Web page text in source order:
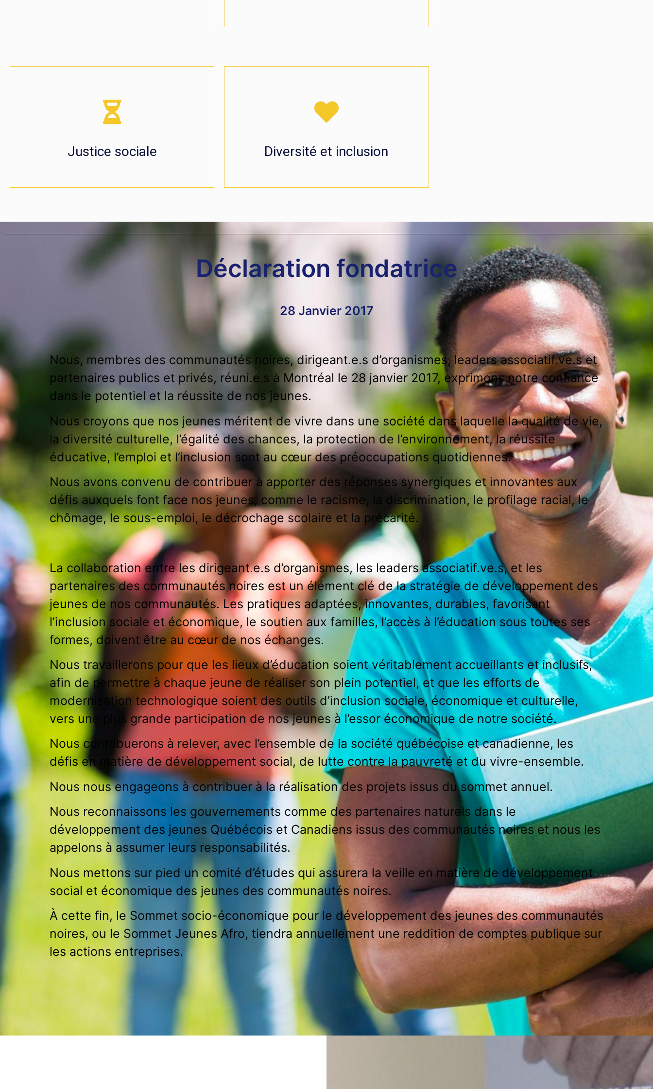
Justice sociale
Justice sociale
Nous combattons toutes les formes d'injustice
Diversité et inclusion
Diversité et inclusion
Déclaration fondatrice
28 Janvier 2017
Nous, membres des communautés noires, dirigeant.e.s d’organismes, leaders associatif.ve.s et
partenaires publics et privés, réuni.e.s à Montréal le 28 janvier 2017, exprimons notre confiance
dans le potentiel et la réussite de nos jeunes.
Nous croyons que nos jeunes méritent de vivre dans une société dans laquelle la qualité de vie,
la diversité culturelle, l’égalité des chances, la protection de l’environnement, la réussite
éducative, l’emploi et l’inclusion sont au cœur des préoccupations quotidiennes.
Nous avons convenu de contribuer à apporter des réponses synergiques et innovantes aux
défis auxquels font face nos jeunes, comme le racisme, la discrimination, le profilage racial, le
chômage, le sous-emploi, le décrochage scolaire et la précarité.
La collaboration entre les dirigeant.e.s d’organismes, les leaders associatif.ve.s, et les
partenaires des communautés noires est un élément clé de la stratégie de développement des
jeunes de nos communautés. Les pratiques adaptées, innovantes, durables, favorisant
l’inclusion sociale et économique, le soutien aux familles, l’accès à l’éducation sous toutes ses
formes, doivent être au cœur de nos échanges.
Nous travaillerons pour que les lieux d’éducation soient véritablement accueillants et inclusifs,
afin de permettre à chaque jeune de réaliser son plein potentiel, et que les efforts de
modernisation technologique soient des outils d’inclusion sociale, économique et culturelle,
vers une plus grande participation de nos jeunes à l’essor économique de notre société.
Nous contribuerons à relever, avec l’ensemble de la société québécoise et canadienne, les
défis en matière de développement social, de lutte contre la pauvreté et du vivre-ensemble.
Nous nous engageons à contribuer à la réalisation des projets issus du sommet annuel.
Nous reconnaissons les gouvernements comme des partenaires naturels dans le
développement des jeunes Québécois et Canadiens issus des communautés noires et nous les
appelons à assumer leurs responsabilités.
Nous mettons sur pied un comité d’études qui assurera la veille en matière de développement
social et économique des jeunes des communautés noires.
À cette fin, le Sommet socio-économique pour le développement des jeunes des communautés
noires, ou le Sommet Jeunes Afro, tiendra annuellement une reddition de comptes publique sur
les actions entreprises.